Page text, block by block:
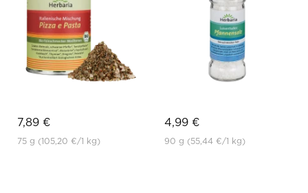
7,89 €
75 g (105,20 €/1 kg)
4,99 €
90 g (55,44 €/1 kg)